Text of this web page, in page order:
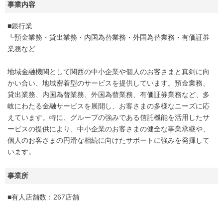
事業内容
■銀行業
┗預金業務・貸出業務・内国為替業務・外国為替業務・有価証券
業務など
地域金融機関として関西の中小企業や個人のお客さまと真剣に向
かい合い、地域密着型のサービスを提供しています。預金業務、
貸出業務、内国為替業務、外国為替業務、有価証券業務など、多
岐にわたる金融サービスを展開し、お客さまの多様なニーズに応
えています。特に、グループの強みである信託機能を活用したサ
ービスの提供により、中小企業のお客さまの健全な事業承継や、
個人のお客さまの円滑な相続に向けたサポートに強みを発揮して
います。
事業所
■有人店舗数：267店舗